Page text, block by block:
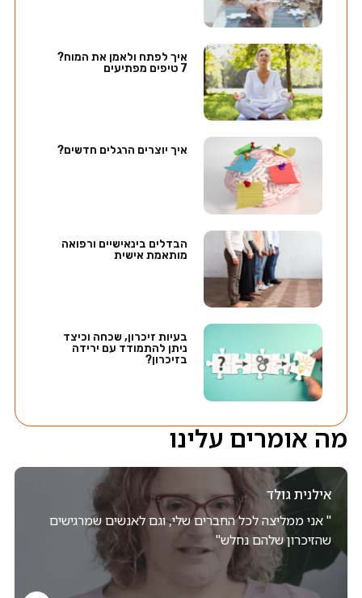
איך לפתח ולאמן את המוח?
7 טיפים מפתיעים
איך יוצרים הרגלים חדשים?
הבדלים בינאישיים ורפואה
מותאמת אישית
בעיות זיכרון, שכחה וכיצד
ניתן להתמודד עם ירידה
בזיכרון?
מה אומרים עלינו
אילנית גולד
" אני ממליצה לכל החברים שלי, וגם לאנשים שמרגישים
שהזיכרון שלהם נחלש"